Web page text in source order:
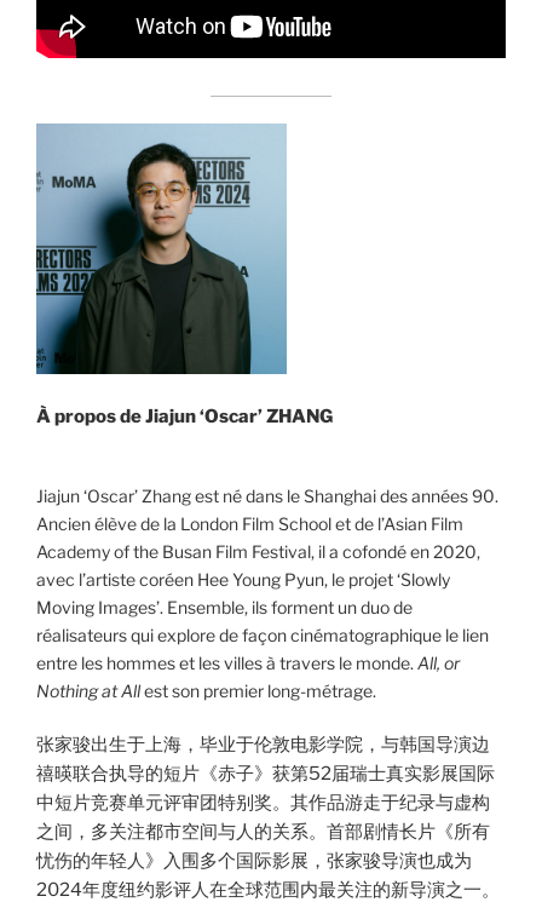
À propos deJiajun ‘Oscar’ ZHANG
Jiajun ‘Oscar’ Zhang est né dans le Shanghai des années 90.
Ancien élève de la London Film School et de l’Asian Film
Academy of the Busan Film Festival, il a cofondé en 2020,
avec l’artiste coréen Hee Young Pyun, le projet ‘Slowly
Moving Images’. Ensemble, ils forment un duo de
réalisateurs qui explore de façon cinématographique le lien
entre les hommes et les villes à travers le monde. All, or
Nothing at Allest son premier long-métrage.
张家骏出生于上海，毕业于伦敦电影学院，与韩国导演边
禧暎联合执导的短片《赤子》获第52届瑞士真实影展国际
中短片竞赛单元评审团特别奖。其作品游走于纪录与虚构
之间，多关注都市空间与人的关系。首部剧情长片《所有
忧伤的年轻人》入围多个国际影展，张家骏导演也成为
2024年度纽约影评人在全球范围内最关注的新导演之一。